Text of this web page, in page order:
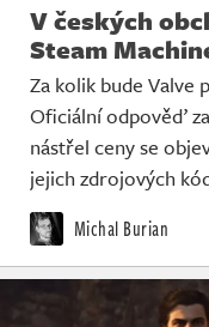
Databáze
Komunita
Redakce
Živě
V českých
Steam
Za kolik bude Valve
Oficiální odpověď
nástřel ceny se
jejich zdrojových
Michal Burian